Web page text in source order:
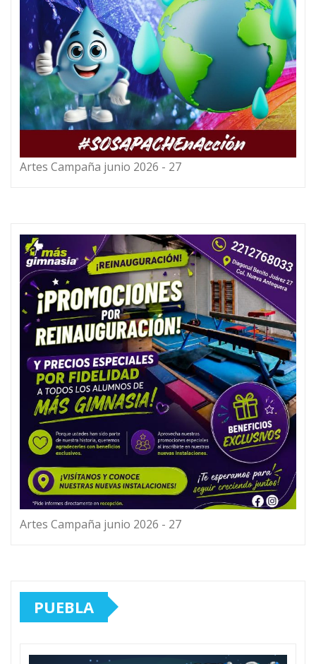
Artes Campaña junio 2026 - 27
Artes Campaña junio 2026 - 27
PUEBLA